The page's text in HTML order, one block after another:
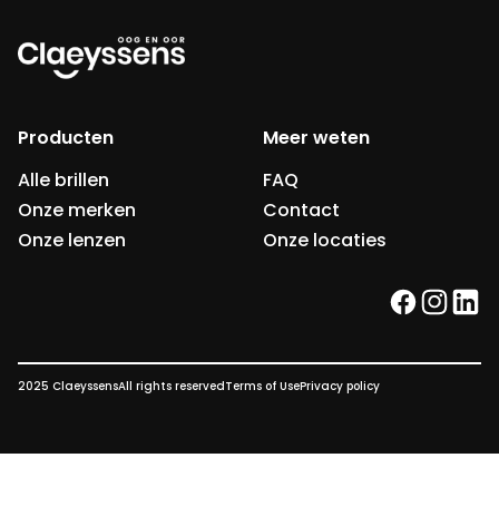
Producten
Alle brillen
Onze merken
Onze lenzen
Meer weten
FAQ
Contact
Onze locaties
facebook
2025 ClaeyssensAll rights reservedTerms of UsePrivacy policy